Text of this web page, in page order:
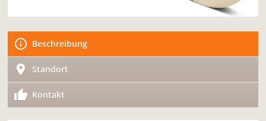
Beschreibung
Standort
Kontakt